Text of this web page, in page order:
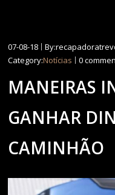
07-08-18
Category:Notícias 0
MANEIRAS
GANHAR
CAMINHÃO